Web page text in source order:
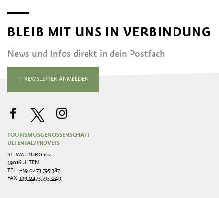
BLEIB MIT UNS IN VERBINDUNG
News und Infos direkt in dein Postfach
NEWSLETTER ANMELDEN
TOURISMUSGENOSSENSCHAFT
ULTENTAL/PROVEIS
ST. WALBURG 104
39016 ULTEN
TEL.+39 0473 795 387
FAX+39 0473 795 049